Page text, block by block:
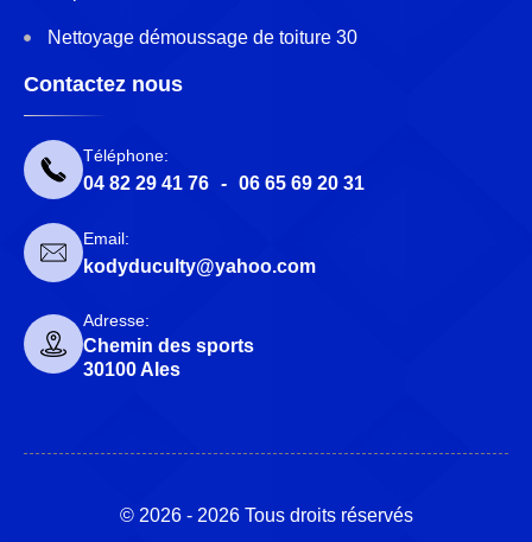
Nettoyage démoussage de toiture 30
Contactez nous
Téléphone:
04 82 29 41 76 - 06 65 69 20 31
Email:
kodyduculty@yahoo.com
Adresse:
Chemin des sports
30100 Ales
© 2026 - 2026 Tous droits réservés